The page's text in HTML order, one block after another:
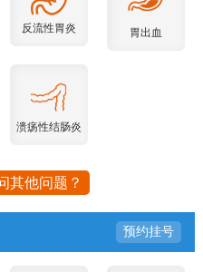
反流性胃炎 胃出血
溃疡性结肠炎
其他问题？
预约挂号